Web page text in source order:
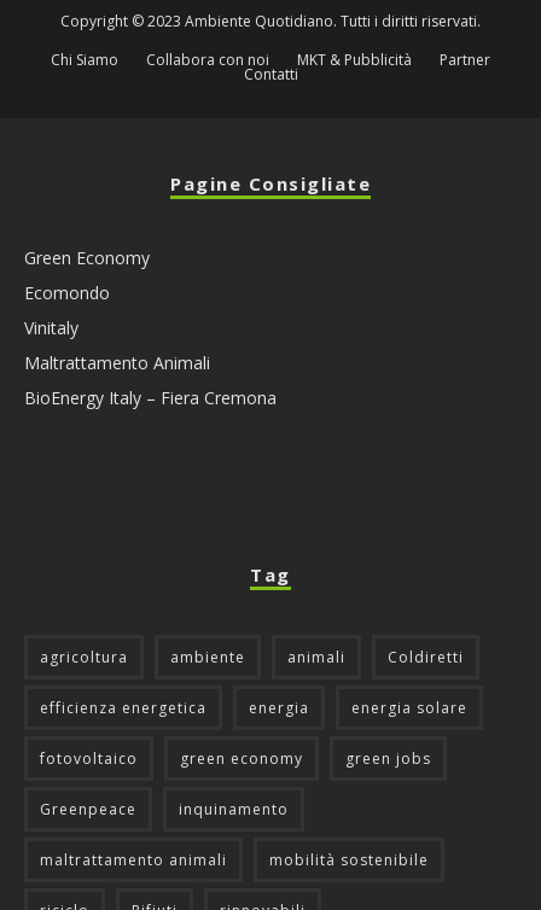
Copyright © 2023 Ambiente Quotidiano. Tutti i diritti riservati.
Chi Siamo
Collabora con noi MKT & Pubblicità Partner
Contatti
Pagine Consigliate
Green Economy
Ecomondo
Vinitaly
Maltrattamento Animali
BioEnergy Italy – Fiera Cremona
Tag
agricoltura ambiente animali Coldiretti
efficienza energetica energia energia solare
fotovoltaico green economy green jobs
Greenpeace inquinamento
maltrattamento animali mobilità sostenibile